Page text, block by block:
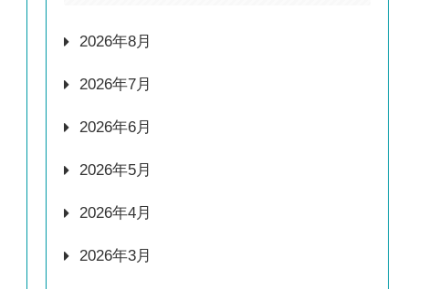
2026年8月
2026年7月
2026年6月
2026年5月
2026年4月
2026年3月